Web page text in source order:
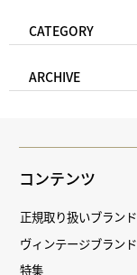
CATEGORY
ARCHIVE
コンテンツ
正規取り扱いブランド
ヴィンテージブランド
特集